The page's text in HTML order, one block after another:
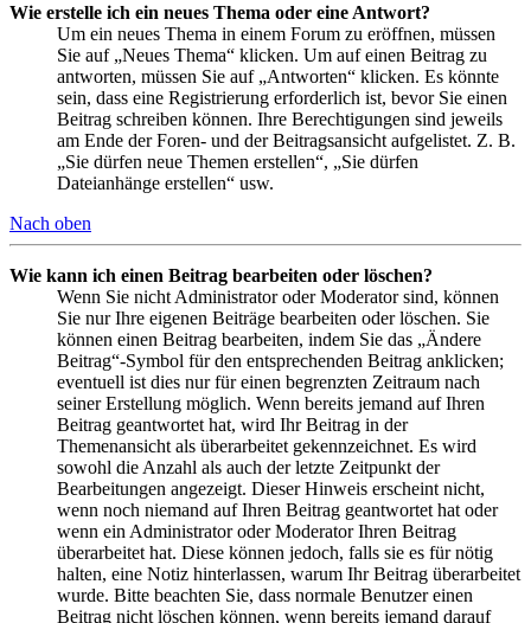
Wie erstelle ich ein neues Thema oder eine Antwort?
Um ein neues Thema in einem Forum zu eröffnen, müssen
Sie auf „Neues Thema“ klicken. Um auf einen Beitrag zu
antworten, müssen Sie auf „Antworten“ klicken. Es könnte
sein, dass eine Registrierung erforderlich ist, bevor Sie einen
Beitrag schreiben können. Ihre Berechtigungen sind jeweils
am Ende der Foren- und der Beitragsansicht aufgelistet. Z. B.
„Sie dürfen neue Themen erstellen“, „Sie dürfen
Dateianhänge erstellen“ usw.
Nach oben
Wie kann ich einen Beitrag bearbeiten oder löschen?
Wenn Sie nicht Administrator oder Moderator sind, können
Sie nur Ihre eigenen Beiträge bearbeiten oder löschen. Sie
können einen Beitrag bearbeiten, indem Sie das „Ändere
Beitrag“-Symbol für den entsprechenden Beitrag anklicken;
eventuell ist dies nur für einen begrenzten Zeitraum nach
seiner Erstellung möglich. Wenn bereits jemand auf Ihren
Beitrag geantwortet hat, wird Ihr Beitrag in der
Themenansicht als überarbeitet gekennzeichnet. Es wird
sowohl die Anzahl als auch der letzte Zeitpunkt der
Bearbeitungen angezeigt. Dieser Hinweis erscheint nicht,
wenn noch niemand auf Ihren Beitrag geantwortet hat oder
wenn ein Administrator oder Moderator Ihren Beitrag
überarbeitet hat. Diese können jedoch, falls sie es für nötig
halten, eine Notiz hinterlassen, warum Ihr Beitrag überarbeitet
wurde. Bitte beachten Sie, dass normale Benutzer einen
Beitrag nicht löschen können, wenn bereits jemand darauf